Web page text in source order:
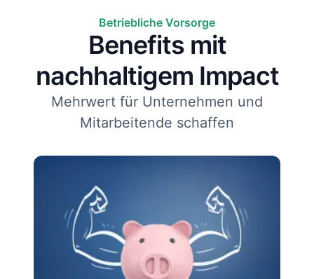
Betriebliche Vorsorge
Benefits mit
nachhaltigem Impact
Mehrwert für Unternehmen und
Mitarbeitende schaffen